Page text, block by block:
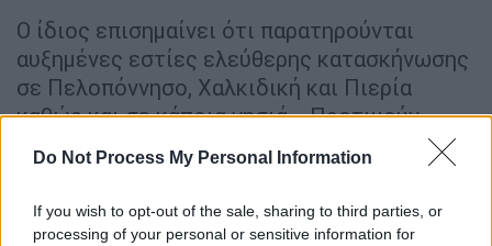
Do Not Process My Personal Information
If you wish to opt-out of the sale, sharing to third parties, or
processing of your personal or sensitive information for
Ο ίδιος επισημαίνει ότι παρατηρούνται
αυξημένες εστίες ελεύθερης κατασκήνωσης
σε Πελοπόννησο, Χαλκιδική και Πιερία
καθώς και σε κάποια νησιά. «Προτιμούν
κυρίως την ηπειρωτική Ελλάδα, γιατί στα
νησιά αυξάνεται το κόστος της μετακίνησής
τους με τα πλοία» συμπληρώνει ο κ.
Δεληδημητρίου.